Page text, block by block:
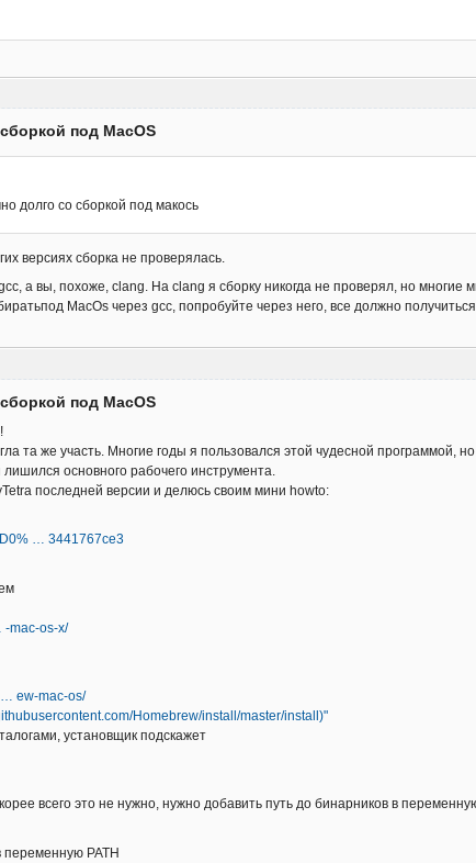
под MacOS
долго со сборкой под макось
версиях сборка не проверялась.
а вы, похоже, clang. На clang я сборку никогда не проверял, но многие
MacOs через gcc, попробуйте через него, все должно
под MacOS
та же участь. Многие годы я пользовался этой чудесной программой,
основного рабочего инструмента.
последней версии и делюсь своим мини howto:
… 3441767ce3
-mac-os-x/
… ew-mac-os/
Homebrew/install/master/install)"
установщик подскажет
всего это не нужно, нужно добавить путь до бинарников в
переменную PATH